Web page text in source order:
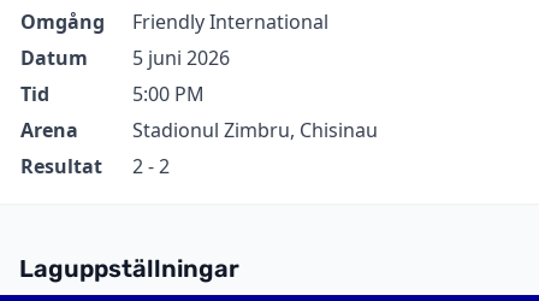
Omgång
Friendly International
Datum
5 juni 2026
Tid
5:00 PM
Arena
Stadionul Zimbru, Chisinau
Resultat
2 - 2
Laguppställningar